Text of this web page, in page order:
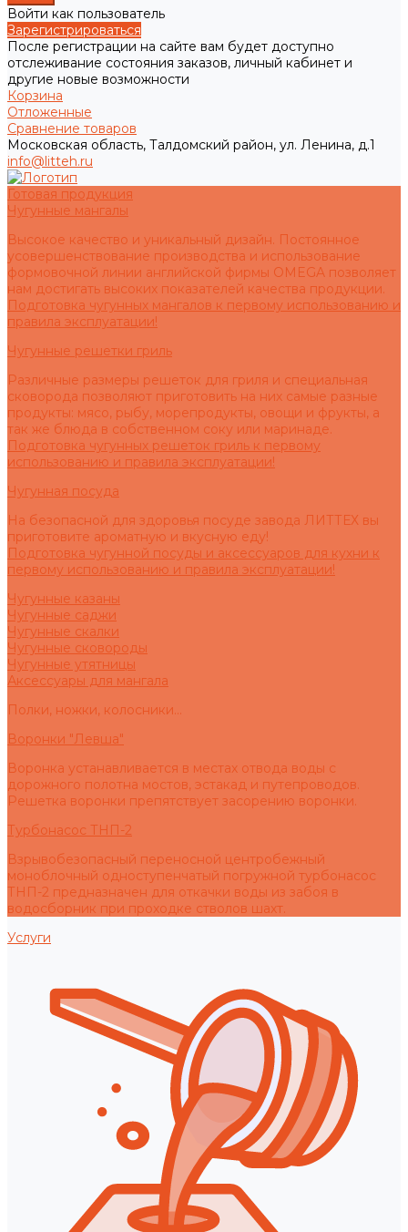
Войти как пользователь
Зарегистрироваться
После регистрации на сайте вам будет доступно
отслеживание состояния заказов, личный кабинет и
другие новые возможности
Корзина
Отложенные
Сравнение товаров
Московская область, Талдомский район, ул. Ленина, д.1
info@litteh.ru
Готовая продукция
Чугунные мангалы
Высокое качество и уникальный дизайн. Постоянное
усовершенствование производства и использование
формовочной линии английской фирмы OMEGA позволяет
нам достигать высоких показателей качества продукции.
Подготовка чугунных мангалов к первому использованию и
правила эксплуатации!
Чугунные решетки гриль
Различные размеры решеток для гриля и специальная
сковорода позволяют приготовить на них самые разные
продукты: мясо, рыбу, морепродукты, овощи и фрукты, а
так же блюда в собственном соку или маринаде.
Подготовка чугунных решеток гриль к первому
использованию и правила эксплуатации!
Чугунная посуда
На безопасной для здоровья посуде завода ЛИТТЕХ вы
приготовите ароматную и вкусную еду!
Подготовка чугунной посуды и аксессуаров для кухни к
первому использованию и правила эксплуатации!
Чугунные казаны
Чугунные саджи
Чугунные скалки
Чугунные сковороды
Чугунные утятницы
Аксессуары для мангала
Полки, ножки, колосники...
Воронки "Левша"
Воронка устанавливается в местах отвода воды с
дорожного полотна мостов, эстакад и путепроводов.
Решетка воронки препятствует засорению воронки.
Турбонасос ТНП-2
Взрывобезопасный переносной центробежный
моноблочный одноступенчатый погружной турбонасос
ТНП-2 предназначен для откачки воды из забоя в
водосборник при проходке стволов шахт.
Услуги